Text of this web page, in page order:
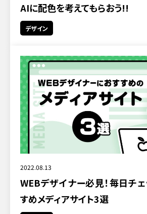
AIに配色を考えてもらおう!!
デザイン
2022.08.13
WEBデザイナー必見！毎日チ
すめメディアサイト3選